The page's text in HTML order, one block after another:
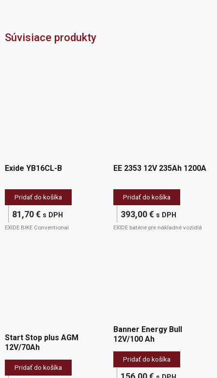
Súvisiace produkty
Exide YB16CL-B
Pridať do košíka
81,70€ s DPH
EXIDE BIKE Conventional
EE 2353 12V 235Ah 1200A
Pridať do košíka
393,00€ s DPH
EXIDE batérie pre nákladné vozidlá
Start Stop plus AGM
12V/70Ah
Pridať do košíka
Banner Energy Bull
12V/100 Ah
Pridať do košíka